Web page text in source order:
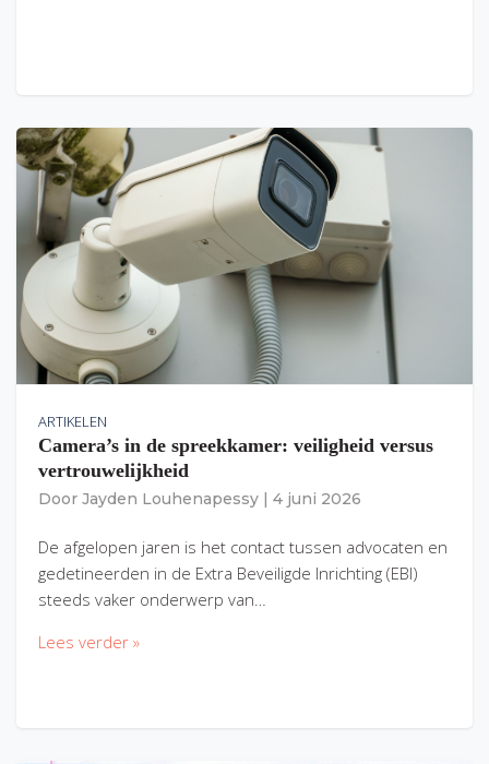
ARTIKELEN
Camera’s in de spreekkamer: veiligheid versus
vertrouwelijkheid
Door Jayden Louhenapessy 4 juni 2026
De afgelopen jaren is het contact tussen advocaten en
gedetineerden in de Extra Beveiligde Inrichting (EBI)
steeds vaker onderwerp van…
Lees verder »